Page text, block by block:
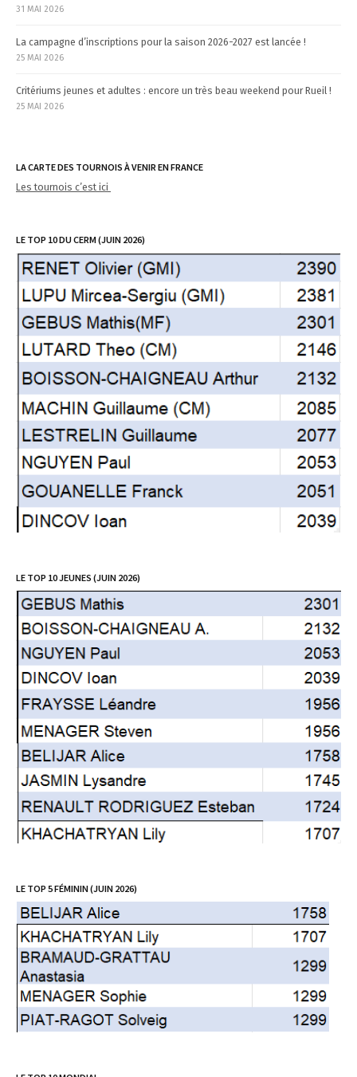
31 MAI 2026
La campagne d’inscriptions pour la saison 2026-2027 est lancée !
25 MAI 2026
Critériums jeunes et adultes : encore un très beau weekend pour Rueil !
25 MAI 2026
LA CARTE DES TOURNOIS À VENIR EN FRANCE
Les tournois c’est ici
LE TOP 10 DU CERM (JUIN 2026)
LE TOP 10 JEUNES (JUIN 2026)
LE TOP 5 FÉMININ (JUIN 2026)